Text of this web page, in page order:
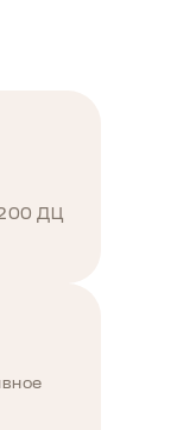
200 ДЦ